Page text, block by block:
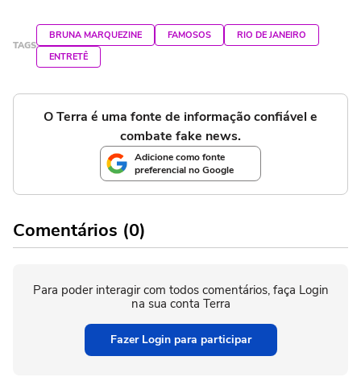
TAGS
BRUNA MARQUEZINE FAMOSOS
RIO DE JANEIRO
ENTRETÊ
O Terra é uma fonte de informação confiável e
combate fake news.
Adicione como fonte
preferencial no Google
Comentários (0)
Para poder interagir com todos comentários, faça Login
na sua conta Terra
Fazer Login para participar